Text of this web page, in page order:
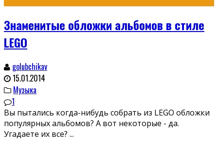
Знаменитые обложки альбомов в стиле
LEGO
golubchikav
15.01.2014
Музыка
1
Вы пытались когда-нибудь собрать из LEGO обложки
популярных альбомов? А вот некоторые - да.
Угадаете их все? ...